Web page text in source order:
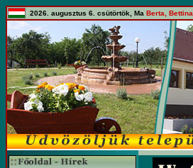
2026. augusztus 6. csütörtök, Ma Berta, Bettina